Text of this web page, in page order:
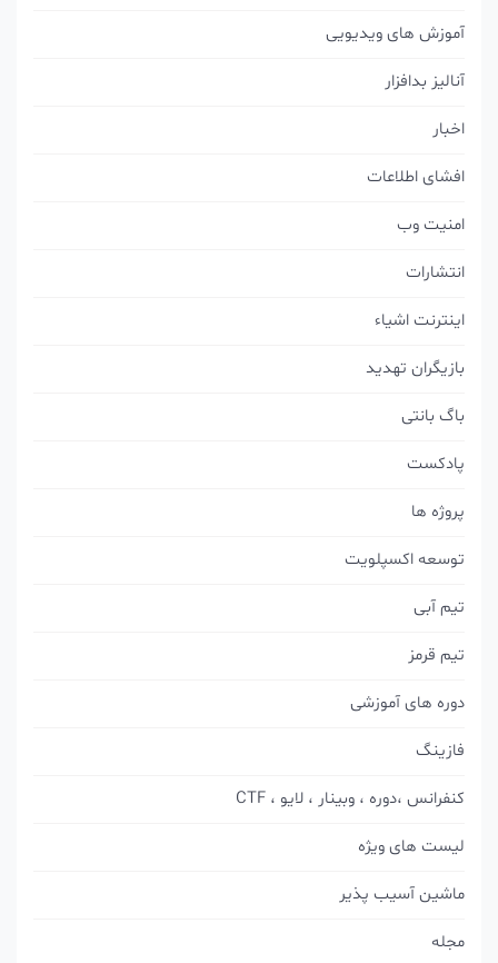
آموزش های ویدیویی
آنالیز بدافزار
افشای اطلاعات
امنیت وب
انتشارات
اینترنت اشیاء
بازیگران تهدید
باگ بانتی
پادکست
پروژه ها
توسعه اکسپلویت
تیم آبی
تیم قرمز
دوره های آموزشی
فازینگ
کنفرانس ،دوره ، وبینار ، لایو ، CTF
لیست های ویژه
ماشین آسیب پذیر